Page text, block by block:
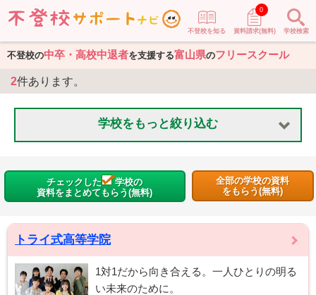
不登校を知る 資料請求(無料)
0
学校検索
不登校の中卒・高校中退者を支援する富山県のフリースクール
2件あります。
学校をもっと絞り込む
チェックした
学校の
資料をまとめてもらう(無料)
全部の学校の資料
をもらう(無料)
トライ式高等学院
1対1だから向き合える。一人ひとりの明る
い未来のために。